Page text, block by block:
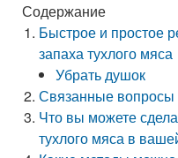
Содержание
Быстрое и простое
запаха тухлого мяса
Убрать душок
Связанные вопросы
Что вы можете
тухлого мяса в